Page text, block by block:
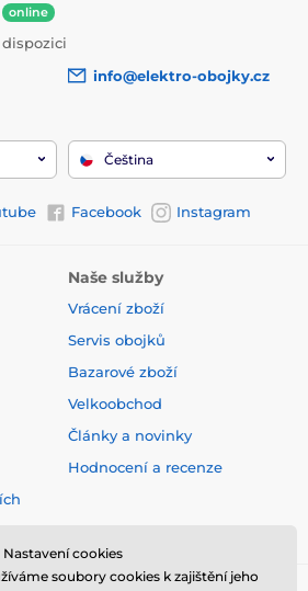
online
info@elektro-obojky.cz
Čeština
Facebook Instagram
Naše služby
Vrácení zboží
Servis obojků
Bazarové zboží
Velkoobchod
Články a novinky
Hodnocení a recenze
Nastavení cookies
soubory cookies k zajištění jeho